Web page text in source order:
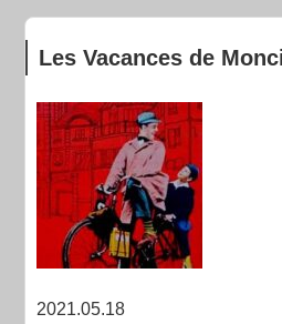
Les Vacances de
2021.05.18